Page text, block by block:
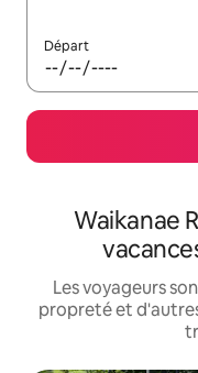
Départ
Waikanae
Les voyageurs
propreté et